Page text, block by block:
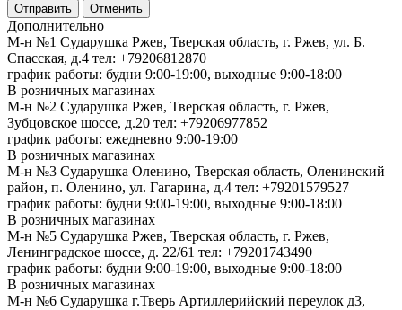
Отменить
Дополнительно
М-н №1 Сударушка Ржев, Тверская область, г. Ржев, ул. Б.
Спасская, д.4 тел: +79206812870
график работы: будни 9:00-19:00, выходные 9:00-18:00
В розничных магазинах
М-н №2 Cударушка Ржев, Тверская область, г. Ржев,
Зубцовское шоссе, д.20 тел: +79206977852
график работы: ежедневно 9:00-19:00
В розничных магазинах
М-н №3 Сударушка Оленино, Тверская область, Оленинский
район, п. Оленино, ул. Гагарина, д.4 тел: +79201579527
график работы: будни 9:00-19:00, выходные 9:00-18:00
В розничных магазинах
М-н №5 Сударушка Ржев, Тверская область, г. Ржев,
Ленинградское шоссе, д. 22/61 тел: +79201743490
график работы: будни 9:00-19:00, выходные 9:00-18:00
В розничных магазинах
М-н №6 Сударушка г.Тверь Артиллерийский переулок д3,